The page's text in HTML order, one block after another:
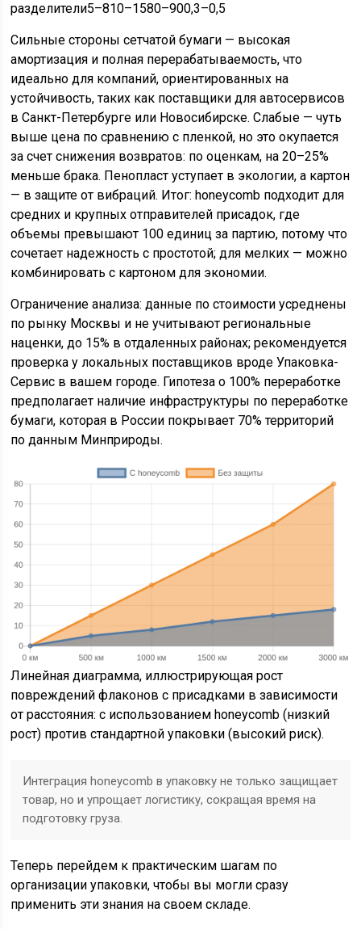
разделители5–810–1580–900,3–0,5
Сильные стороны сетчатой бумаги — высокая
амортизация и полная перерабатываемость, что
идеально для компаний, ориентированных на
устойчивость, таких как поставщики для автосервисов
в Санкт-Петербурге или Новосибирске. Слабые — чуть
выше цена по сравнению с пленкой, но это окупается
за счет снижения возвратов: по оценкам, на 20–25%
меньше брака. Пенопласт уступает в экологии, а картон
— в защите от вибраций. Итог: honeycomb подходит для
средних и крупных отправителей присадок, где
объемы превышают 100 единиц за партию, потому что
сочетает надежность с простотой; для мелких — можно
комбинировать с картоном для экономии.
Ограничение анализа: данные по стоимости усреднены
по рынку Москвы и не учитывают региональные
наценки, до 15% в отдаленных районах; рекомендуется
проверка у локальных поставщиков вроде Упаковка-
Сервис в вашем городе. Гипотеза о 100% переработке
предполагает наличие инфраструктуры по переработке
бумаги, которая в России покрывает 70% территорий
по данным Минприроды.
Линейная диаграмма, иллюстрирующая рост
повреждений флаконов с присадками в зависимости
от расстояния: с использованием honeycomb (низкий
рост) против стандартной упаковки (высокий риск).
Интеграция honeycomb в упаковку не только защищает
товар, но и упрощает логистику, сокращая время на
подготовку груза.
Теперь перейдем к практическим шагам по
организации упаковки, чтобы вы могли сразу
применить эти знания на своем складе.